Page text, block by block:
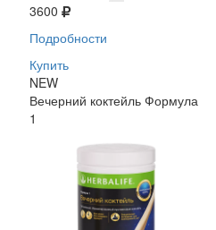
3600
Подробности
Купить
NEW
Вечерний коктейль Формула
1